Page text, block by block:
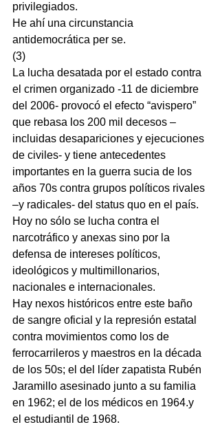
privilegiados.
He ahí una circunstancia
antidemocrática per se.
(3)
La lucha desatada por el estado contra
el crimen organizado -11 de diciembre
del 2006- provocó el efecto “avispero”
que rebasa los 200 mil decesos –
incluidas desapariciones y ejecuciones
de civiles- y tiene antecedentes
importantes en la guerra sucia de los
años 70s contra grupos políticos rivales
–y radicales- del status quo en el país.
Hoy no sólo se lucha contra el
narcotráfico y anexas sino por la
defensa de intereses políticos,
ideológicos y multimillonarios,
nacionales e internacionales.
Hay nexos históricos entre este baño
de sangre oficial y la represión estatal
contra movimientos como los de
ferrocarrileros y maestros en la década
de los 50s; el del líder zapatista Rubén
Jaramillo asesinado junto a su familia
en 1962; el de los médicos en 1964.y
el estudiantil de 1968.